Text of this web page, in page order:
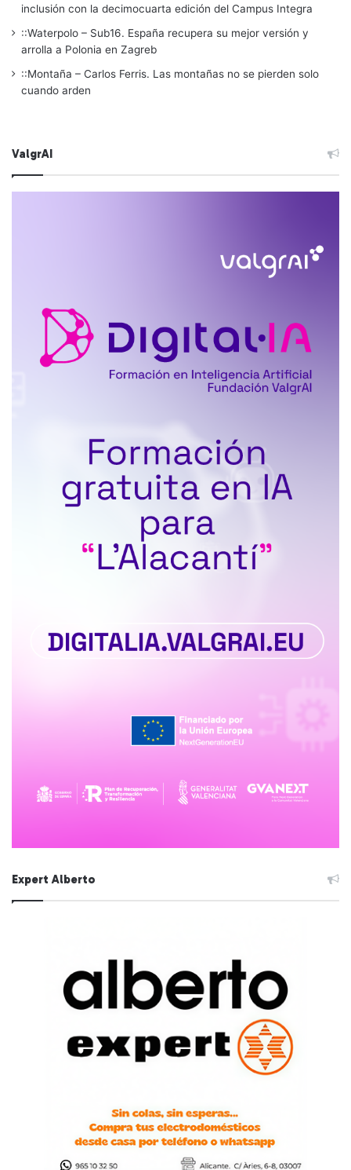
inclusión con la decimocuarta edición del Campus Integra
::Waterpolo – Sub16. España recupera su mejor versión y
arrolla a Polonia en Zagreb
::Montaña – Carlos Ferris. Las montañas no se pierden solo
cuando arden
ValgrAI
Expert Alberto